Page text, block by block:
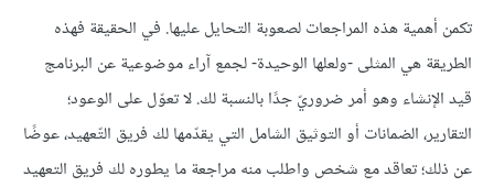
تكمن أهمية هذه المراجعات لصعوبة التحايل عليها. في الحقيقة فهذه
الطريقة هي المثلى -ولعلها الوحيدة- لجمع آراء موضوعية عن البرنامج
قيد الإنشاء وهو أمر ضروريّ جدًا بالنسبة لك. لا تعوّل على الوعود؛
التقارير، الضمانات أو التوثيق الشامل التي يقدّمها لك فريق التّعهيد، عوضًا
عن ذلك؛ تعاقد مع شخص واطلب منه مراجعة ما يطوره لك فريق التعهيد